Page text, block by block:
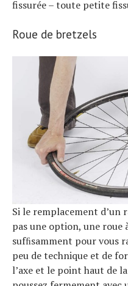
fissurée – toute petite
Roue de bretzels
Si le remplacement d’un
pas une option, une roue
sufﬁsamment pour vous
peu de technique et de
l’axe et le point haut de
S
e
a
r
c
h
f
o
r
: